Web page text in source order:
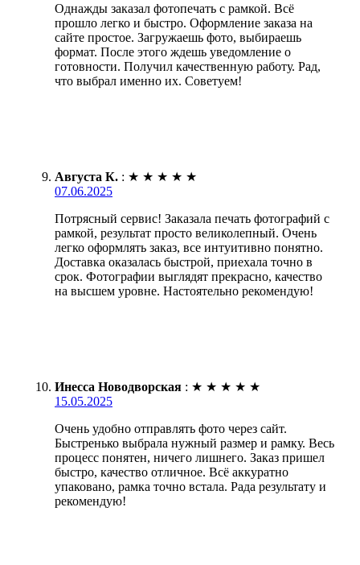
Однажды заказал фотопечать с рамкой. Всё
прошло легко и быстро. Оформление заказа на
сайте простое. Загружаешь фото, выбираешь
формат. После этого ждешь уведомление о
готовности. Получил качественную работу. Рад,
что выбрал именно их. Советуем!
Августа К. : ★ ★ ★ ★ ★
07.06.2025
Потрясный сервис! Заказала печать фотографий с
рамкой, результат просто великолепный. Очень
легко оформлять заказ, все интуитивно понятно.
Доставка оказалась быстрой, приехала точно в
срок. Фотографии выглядят прекрасно, качество
на высшем уровне. Настоятельно рекомендую!
Инесса Новодворская : ★ ★ ★ ★ ★
15.05.2025
Очень удобно отправлять фото через сайт.
Быстренько выбрала нужный размер и рамку. Весь
процесс понятен, ничего лишнего. Заказ пришел
быстро, качество отличное. Всё аккуратно
упаковано, рамка точно встала. Рада результату и
рекомендую!